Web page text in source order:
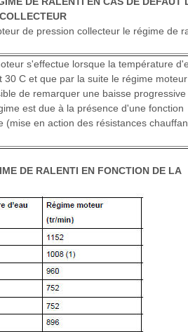
de pression collecteur le régime de
s'effectue lorsque la température
30 C et que par la suite le régime moteur
de remarquer une baisse progressive
est due à la présence d'une fonction
(mise en action des résistances
DE RALENTI EN FONCTION DE LA